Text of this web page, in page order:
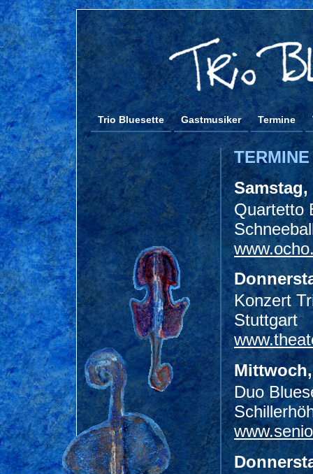
Trio Bluesette Gastmusiker Termine
TERMINE
Samstag,
Quartetto
Konzert
Stuttgart
Mittwoch,
Duo